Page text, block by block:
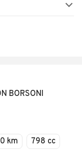
BORSONI
km
798 cc